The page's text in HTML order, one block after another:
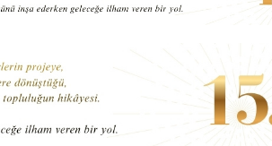
MODA GÜZELLIK YAŞAM